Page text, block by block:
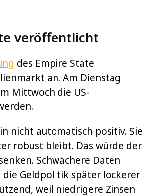
veröffentlicht
des Empire State
an. Am Dienstag
Mittwoch die US-
nicht automatisch positiv. Sie
robust bleibt. Das würde der
Schwächere Daten
Geldpolitik später lockerer
weil niedrigere Zinsen